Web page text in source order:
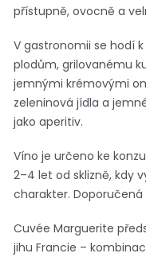
přístupně, ovocně a
V gastronomii se hodí
plodům, grilovanému
jemnými krémovými
zeleninová jídla a
jako aperitiv.
Víno je určeno ke
2–4 let od sklizně, kdy
charakter. Doporučená
Cuvée Marguerite
jihu Francie –